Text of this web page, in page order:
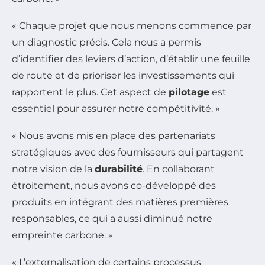
« Chaque projet que nous menons commence par
un diagnostic précis. Cela nous a permis
d’identifier des leviers d’action, d’établir une feuille
de route et de prioriser les investissements qui
rapportent le plus. Cet aspect de pilotage est
essentiel pour assurer notre compétitivité. »
« Nous avons mis en place des partenariats
stratégiques avec des fournisseurs qui partagent
notre vision de la durabilité. En collaborant
étroitement, nous avons co-développé des
produits en intégrant des matières premières
responsables, ce qui a aussi diminué notre
empreinte carbone. »
« L’externalisation de certains processus